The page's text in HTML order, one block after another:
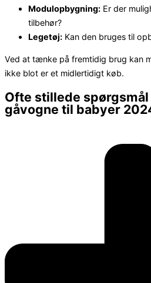
Modulopbygning: Er der
tilbehør?
Legetøj: Kan den bruges til
Ved at tænke på fremtidig brug kan
ikke blot er et midlertidigt køb.
Ofte stillede spørgsmål
gåvogne til babyer